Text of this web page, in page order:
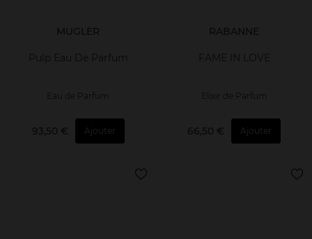
MUGLER
Pulp Eau De Parfum
Eau de Parfum
93,50 € Ajouter
RABANNE
FAME IN LOVE
Elixir de Parfum
66,50 € Ajouter